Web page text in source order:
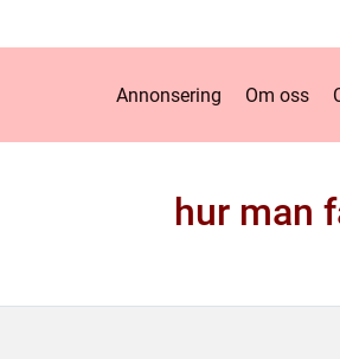
Annonsering Om oss
hur man